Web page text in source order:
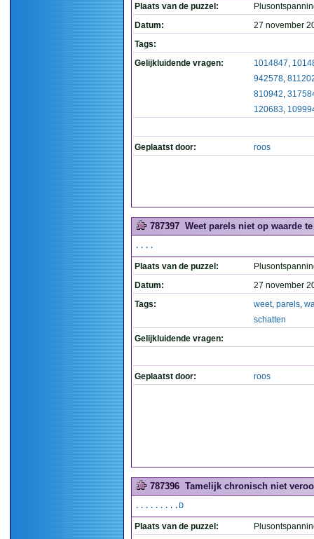
Plaats van de puzzel:
Datum:
27 november
Tags:
Gelijkluidende vragen:
1014847,
942578,
810942,
120683,
Geplaatst door: roos
787397 Weet parels niet op waarde
....
Plaats van de puzzel:
Datum:
27 november
Tags:
weet, parels,
schatten
Gelijkluidende vragen:
Geplaatst door: roos
787396 Tamelijk chronisch niet
.........D
Plaats van de puzzel: